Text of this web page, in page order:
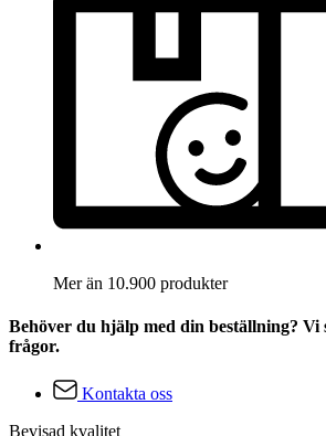
Mer än 10.900 produkter
Behöver du hjälp med din beställning? Vi
frågor.
Kontakta oss
Bevisad kvalitet